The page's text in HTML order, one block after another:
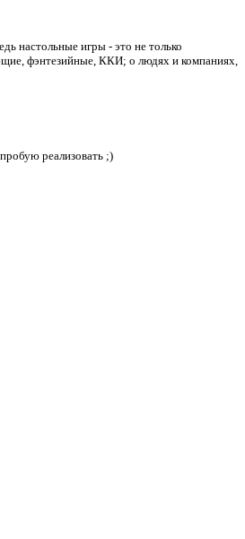
настольные игры - это не только
фэнтезийные, ККИ; о людях и компаниях,
реализовать ;)